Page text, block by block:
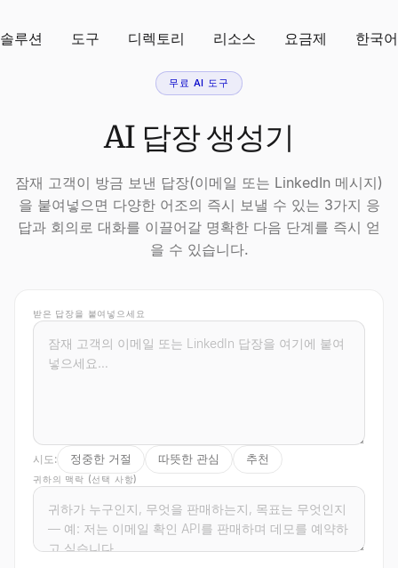
솔루션 도구 디렉토리 리소스 요금제 한국어
무료 AI 도구
AI 답장 생성기
잠재 고객이 방금 보낸 답장(이메일 또는 LinkedIn 메시지)
을 붙여넣으면 다양한 어조의 즉시 보낼 수 있는 3가지 응
답과 회의로 대화를 이끌어갈 명확한 다음 단계를 즉시 얻
을 수 있습니다.
받은 답장을 붙여넣으세요
시도: 정중한 거절 따뜻한 관심 추천
귀하의 맥락 (선택 사항)